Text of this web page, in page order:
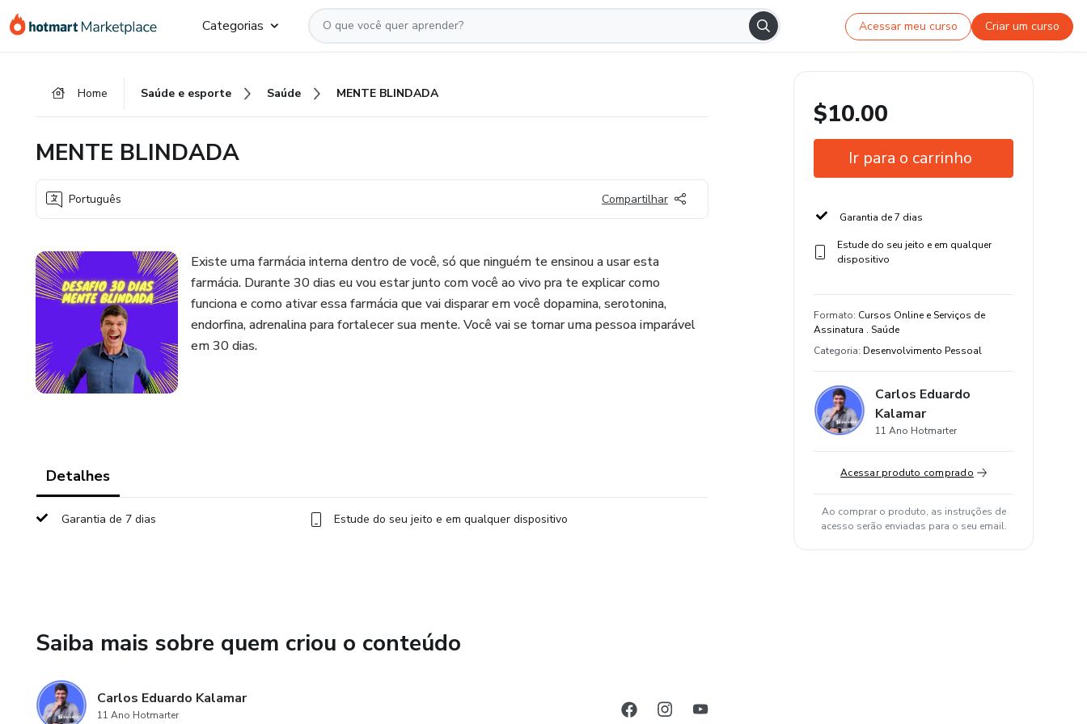
para
para
para
Categorias Acessar meu curso Criar um curso
Home Saúde e esporte Saúde MENTE BLINDADA
MENTE BLINDADA
Português Compartilhar
Existe uma farmácia interna dentro de você, só que ninguém te ensinou a usar esta
farmácia. Durante 30 dias eu vou estar junto com você ao vivo pra te explicar como
funciona e como ativar essa farmácia que vai disparar em você dopamina, serotonina,
endorfina, adrenalina para fortalecer sua mente. Você vai se tornar uma pessoa imparável
em 30 dias.
Detalhes
Garantia de 7 dias Estude do seu jeito e em qualquer dispositivo
Saiba mais sobre quem criou o conteúdo
Carlos Eduardo Kalamar
11 Ano Hotmarter
$10.00
Ir para o carrinho
Garantia de 7 dias
Estude do seu jeito e em qualquer
dispositivo
Formato: Cursos Online e Serviços de
Assinatura . Saúde
Categoria: Desenvolvimento Pessoal
Carlos Eduardo
Kalamar
11 Ano Hotmarter
Acessar produto comprado
Ao comprar o produto, as instruções de
acesso serão enviadas para o seu email.